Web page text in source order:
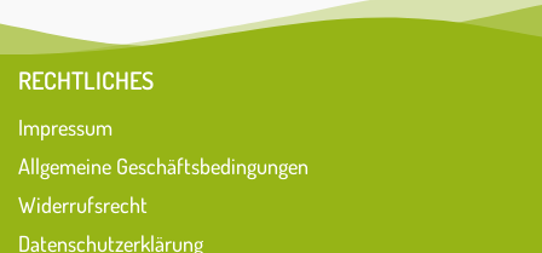
RECHTLICHES
Impressum
Allgemeine Geschäftsbedingungen
Widerrufsrecht
Datenschutzerklärung